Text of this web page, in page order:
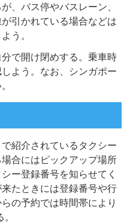
、バス停やバスレーン、
引かれている場合などは
う。
で開け閉めする。乗車時
よう。なお、シンガポー
紹介されているタクシー
合にはピックアップ場所
ー登録番号を知らせてく
たときには登録番号や行
の予約では時間帯により